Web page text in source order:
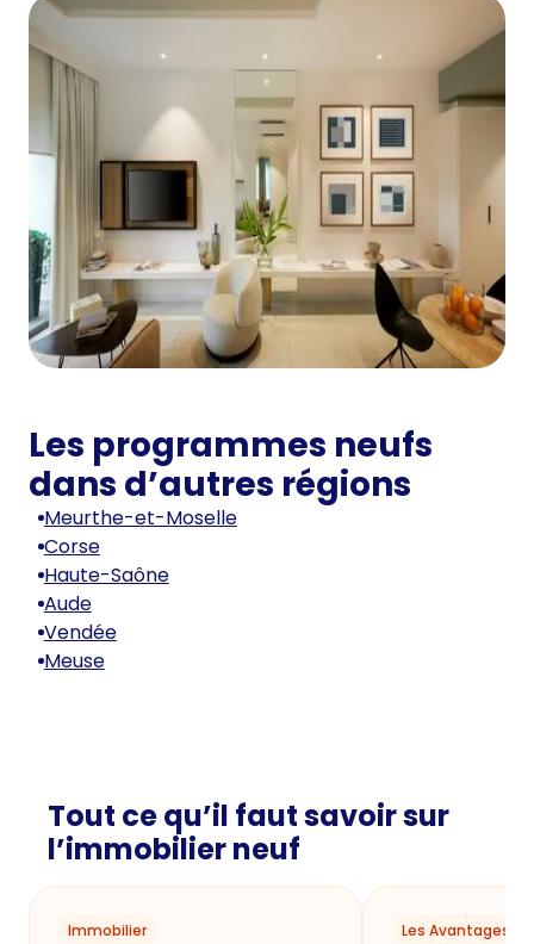
Les programmes neufs
dans d’autres régions
Meurthe-et-Moselle
Corse
Haute-Saône
Aude
Vendée
Meuse
Tout ce qu’il faut savoir sur
l’immobilier neuf
Immobilier Les Avantages